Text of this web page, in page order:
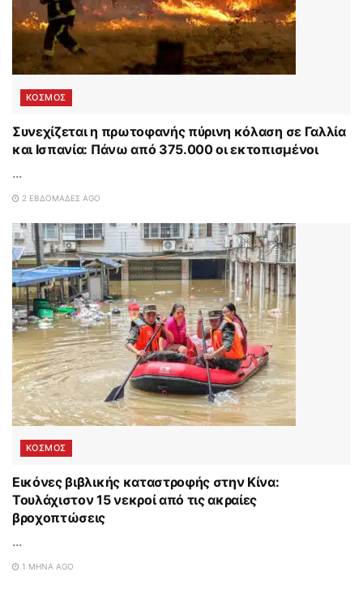
ΚΟΣΜΟΣ
Συνεχίζεται η πρωτοφανής πύρινη κόλαση σε Γαλλία
και Ισπανία: Πάνω από 375.000 οι εκτοπισμένοι
...
2 ΕΒΔΟΜΆΔΕΣ AGO
ΚΟΣΜΟΣ
Εικόνες βιβλικής καταστροφής στην Κίνα:
Τουλάχιστον 15 νεκροί από τις ακραίες
βροχοπτώσεις
...
1 ΜΉΝΑ AGO